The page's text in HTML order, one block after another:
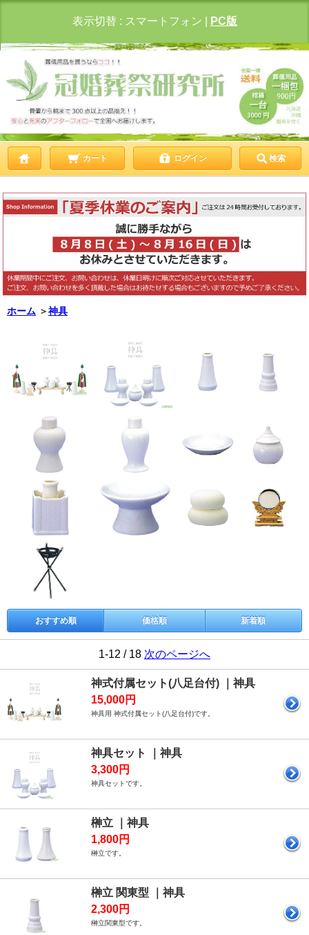
表示切替 : スマートフォン PC版
カート ログイン 検索
ホーム ＞神具
おすすめ順 価格順 新着順
1-12 / 18 次のページへ
神式付属セット(八足台付) ｜神具
15,000円
神具用 神式付属セット(八足台付)です。
神具セット ｜神具
3,300円
神具セットです。
榊立 ｜神具
1,800円
榊立です。
榊立 関東型 ｜神具
2,300円
榊立関東型です。